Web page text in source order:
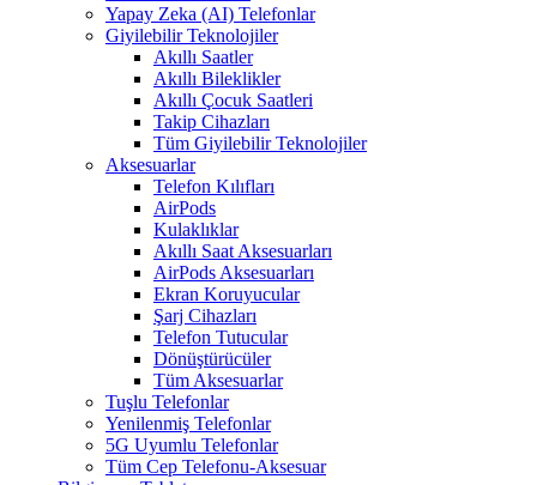
Yapay Zeka (AI) Telefonlar
Giyilebilir Teknolojiler
Akıllı Saatler
Akıllı Bileklikler
Akıllı Çocuk Saatleri
Takip Cihazları
Tüm Giyilebilir Teknolojiler
Aksesuarlar
Telefon Kılıfları
AirPods
Kulaklıklar
Akıllı Saat Aksesuarları
AirPods Aksesuarları
Ekran Koruyucular
Şarj Cihazları
Telefon Tutucular
Dönüştürücüler
Tüm Aksesuarlar
Tuşlu Telefonlar
Yenilenmiş Telefonlar
5G Uyumlu Telefonlar
Tüm Cep Telefonu-Aksesuar